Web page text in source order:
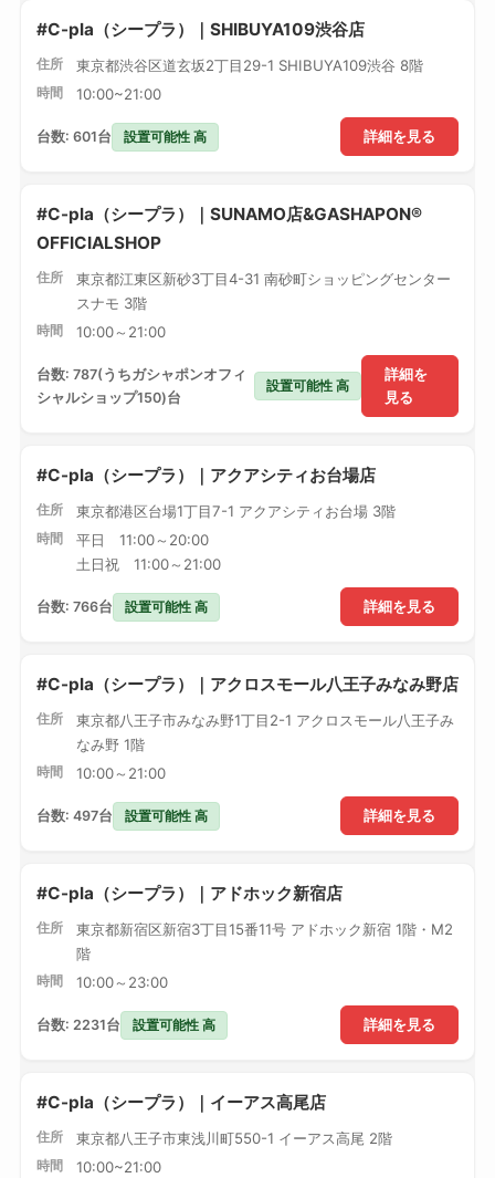
#C-pla（シープラ）｜SHIBUYA109渋谷店
住所 東京都渋谷区道玄坂2丁目29-1 SHIBUYA109渋谷 8階
時間 10:00~21:00
詳細を見る
台数: 601台 設置可能性 高
#C-pla（シープラ）｜SUNAMO店&GASHAPON®
OFFICIALSHOP
住所
東京都江東区新砂3丁目4-31 南砂町ショッピングセンター
スナモ 3階
時間 10:00～21:00
詳細を
見る
台数: 787(うちガシャポンオフィ
シャルショップ150)台
設置可能性 高
#C-pla（シープラ）｜アクアシティお台場店
住所 東京都港区台場1丁目7-1 アクアシティお台場 3階
時間
平日 11:00～20:00
土日祝 11:00～21:00
詳細を見る
台数: 766台 設置可能性 高
#C-pla（シープラ）｜アクロスモール八王子みなみ野店
住所
東京都八王子市みなみ野1丁目2-1 アクロスモール八王子み
なみ野 1階
時間 10:00～21:00
詳細を見る
台数: 497台 設置可能性 高
#C-pla（シープラ）｜アドホック新宿店
住所
東京都新宿区新宿3丁目15番11号 アドホック新宿 1階・M2
階
時間 10:00～23:00
詳細を見る
台数: 2231台 設置可能性 高
#C-pla（シープラ）｜イーアス高尾店
住所 東京都八王子市東浅川町550-1 イーアス高尾 2階
時間 10:00~21:00